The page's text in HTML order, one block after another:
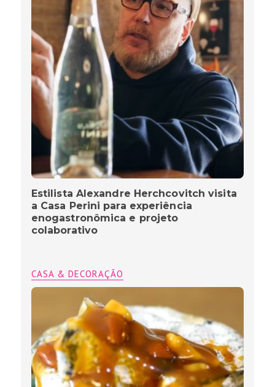
Estilista Alexandre Herchcovitch visita
a Casa Perini para experiência
enogastronômica e projeto
colaborativo
CASA & DECORAÇÃO